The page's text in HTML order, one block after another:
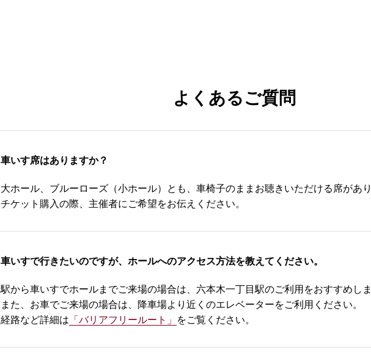
よくあるご質問
車いす席はありますか？
大ホール、ブルーローズ（小ホール）とも、車椅子のままお聴きいただける席があ
チケット購入の際、主催者にご希望をお伝えください。
車いすで行きたいのですが、ホールへのアクセス方法を教えてください。
駅から車いすでホールまでご来場の場合は、六本木一丁目駅のご利用をおすすめし
また、お車でご来場の場合は、降車場より近くのエレベーターをご利用ください。
経路など詳細は 「バリアフリールート」 をご覧ください。